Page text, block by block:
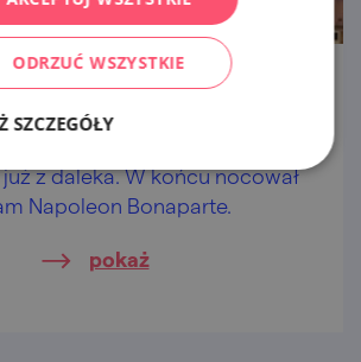
Pałac Mikulov
z daleka. W końcu nocował
Napoleon Bonaparte.
pokaż
ODRZUĆ WSZYSTKIE
SZCZEGÓŁY